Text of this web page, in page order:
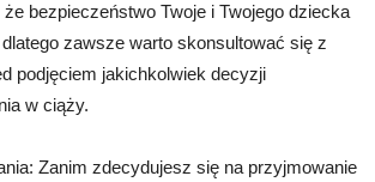
bezpieczeństwo Twoje i Twojego dziecka
zawsze warto skonsultować się z
podjęciem jakichkolwiek decyzji
w ciąży.
Zanim zdecydujesz się na przyjmowanie